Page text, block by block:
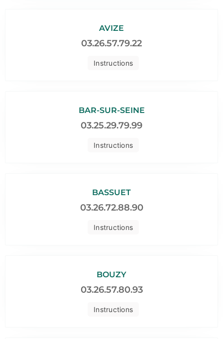
Instructions
AVIZE
03.26.57.79.22
Instructions
BAR-SUR-SEINE
03.25.29.79.99
Instructions
BASSUET
03.26.72.88.90
Instructions
BOUZY
03.26.57.80.93